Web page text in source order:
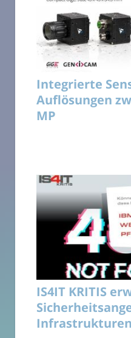
Integrierte
Auflösungen
MP
IS4IT KRITIS